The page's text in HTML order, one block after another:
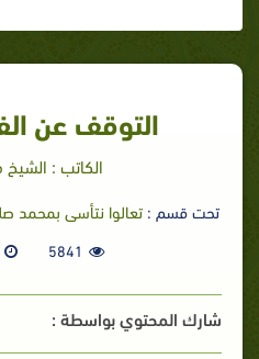
التوقف عن
الكاتب : الشيخ
تحت قسم : تعالوا نتأسى بمحمد
5841
شارك المحتوي بواسطة :